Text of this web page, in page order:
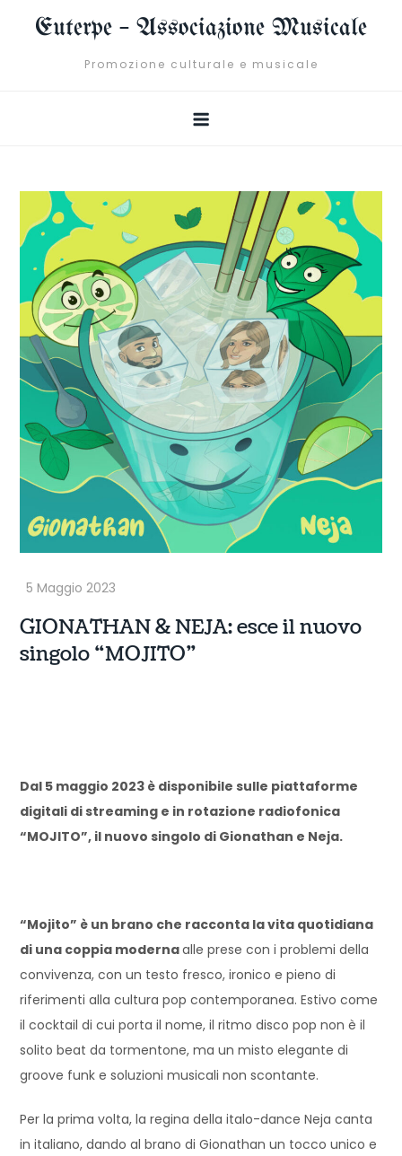
Euterpe – Associazione Musicale
Promozione culturale e musicale
GIONATHAN & NEJA: esce il nuovo
singolo “MOJITO”
Dal 5 maggio 2023 è disponibile sulle piattaforme
digitali di streaming e in rotazione radiofonica
“MOJITO”, il nuovo singolo di Gionathan e Neja.
“Mojito” è un brano che racconta la vita quotidiana
di una coppia modernaalle prese con i problemi della
convivenza, con un testo fresco, ironico e pieno di
riferimenti alla cultura pop contemporanea. Estivo come
il cocktail di cui porta il nome, il ritmo disco pop non è il
solito beat da tormentone, ma un misto elegante di
groove funk e soluzioni musicali non scontante.
Per la prima volta, la regina della italo-dance Neja canta
in italiano, dando al brano di Gionathan un tocco unico e